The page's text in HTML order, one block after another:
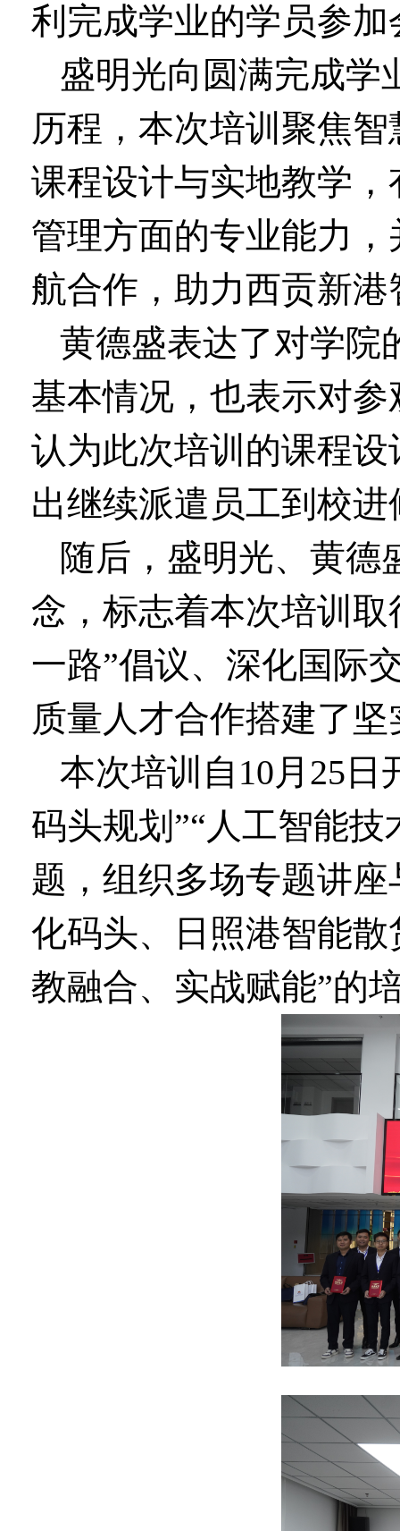
利完成学业的学员参加
盛明光向圆满完成学
历程，本次培训聚焦
课程设计与实地教学
管理方面的专业能力
航合作，助力西贡新
黄德盛表达了对学院
基本情况，也表示对
认为此次培训的课程
出继续派遣员工到校
随后，盛明光、黄德
念，标志着本次培训
一路”倡议、深化国际
质量人才合作搭建了
本次培训自10月25日
码头规划”“人工智能
题，组织多场专题讲
化码头、日照港智能
教融合、实战赋能”的